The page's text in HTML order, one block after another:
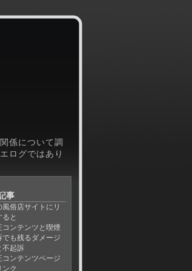
係について調
ログではあり
事
風俗店サイトにリ
ると
コンテンツと喫煙
でも残るダメージ
不起訴
コンテンツページ
ンク